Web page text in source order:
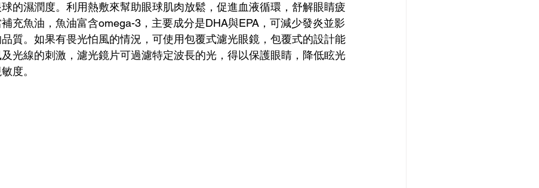
的濕潤度。利用熱敷來幫助眼球肌肉放鬆，促進血液循環，舒解眼睛疲
充魚油，魚油富含omega-3，主要成分是DHA與EPA，可減少發炎並影
質。如果有畏光怕風的情況，可使用包覆式濾光眼鏡，包覆式的設計能
光線的刺激，濾光鏡片可過濾特定波長的光，得以保護眼睛，降低眩光
度。